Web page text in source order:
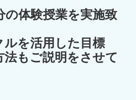
の体験授業を実施致
ルを活用した目標
法もご説明をさせて